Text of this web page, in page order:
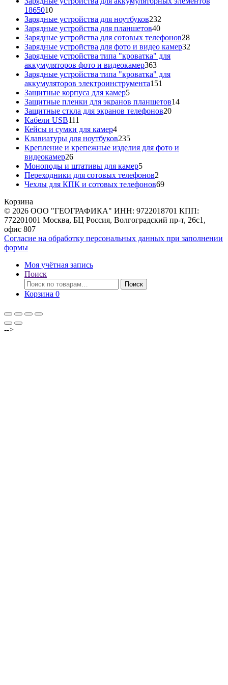
186501010
товаров
Зарядные устройства для ноутбуков232
Зарядные устройства для планшетов4040
товаров
Зарядные устройства для сотовых телефонов2828
товаров
Зарядные устройства для фото и видео камер32
Зарядные устройства типа "кроватка" для
аккумуляторов фото и видеокамер363363
товара
Зарядные устройства типа "кроватка" для
аккумуляторов электроинструмента151
Защитные корпуса для камер55
товаров
Защитные пленки для экранов планшетов1414
Защитные сткла для экранов телефонов2020
Кабели USB111
товаров
Кейсы и сумки для камер44
товара
Клавиатуры для ноутбуков235235
товаров
Крепление и крепежные изделия для фото и
видеокамер2626
товаров
Моноподы и штативы для камер55
товаров
Переходники для сотовых телефонов2
товара
Чехлы для КПК и сотовых телефонов6969
Корзина
© 2026 ООО "ГЕОГРАФИКА" ИНН: 9722018701 КПП:
772201001 Москва, БЦ Россия, Волгоградский пр-т, 26с1,
офис 807
Согласие на обработку персональных данных при заполнении
формы
Моя учётная запись
Поиск
Искать:
Поиск
Корзина 0
-->